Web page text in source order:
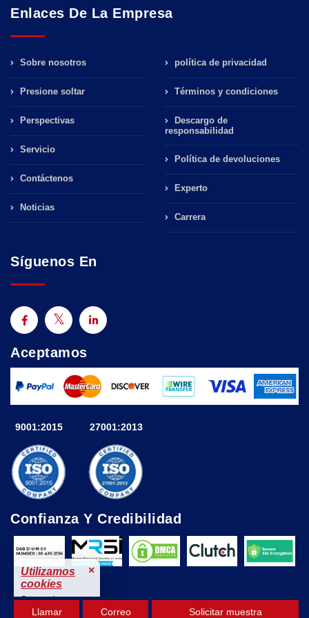
Llamar Correo Solicitar muestra
Enlaces De La Empresa
Sobre nosotros
Presione soltar
Perspectivas
Servicio
Contáctenos
Noticias
política de privacidad
Términos y condiciones
Descargo de
responsabilidad
Política de devoluciones
Experto
Carrera
Síguenos En
Aceptamos
9001:2015 27001:2013
Confianza Y Credibilidad
© 2025 Astute Analytica Todos los derechos reservados
Utilizamos
cookies
×
Para mejorar tu
experiencia.